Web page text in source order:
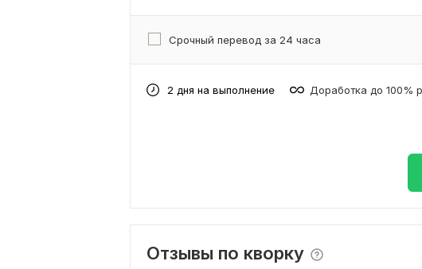
Срочный перевод за 24 часа
2 дня на выполнение Доработка до 100%
Отзывы по кворку